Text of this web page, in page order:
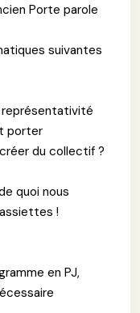
Porte parole
suivantes
porter
du collectif ?
quoi nous
!
en PJ,